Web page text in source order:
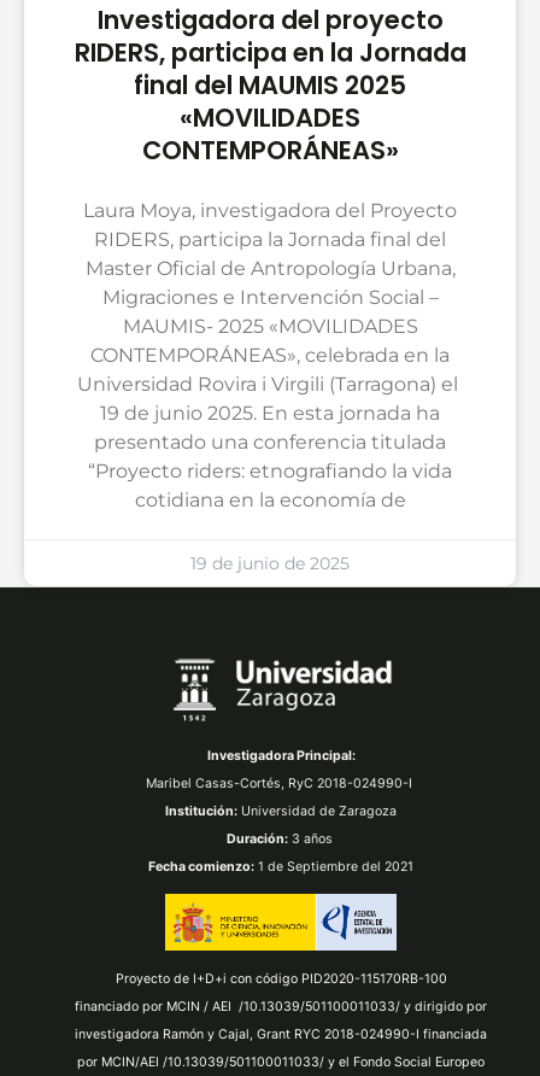
Investigadora del proyecto
RIDERS, participa en la Jornada
final del MAUMIS 2025
«MOVILIDADES
CONTEMPORÁNEAS»
Laura Moya, investigadora del Proyecto
RIDERS, participa la Jornada final del
Master Oficial de Antropología Urbana,
Migraciones e Intervención Social –
MAUMIS- 2025 «MOVILIDADES
CONTEMPORÁNEAS», celebrada en la
Universidad Rovira i Virgili (Tarragona) el
19 de junio 2025. En esta jornada ha
presentado una conferencia titulada
“Proyecto riders: etnografiando la vida
cotidiana en la economía de
19 de junio de 2025
Investigadora Principal:
Maribel Casas-Cortés, RyC 2018-024990-I
Institución: Universidad de Zaragoza
Duración:3 años
Fecha comienzo: 1 de Septiembre del 2021
Proyecto de I+D+i con código PID2020-115170RB-100
financiado por MCIN / AEI /10.13039/501100011033/ y dirigido por
investigadora Ramón y Cajal, Grant RYC 2018-024990-I financiada
por MCIN/AEI /10.13039/501100011033/ y el Fondo Social Europeo